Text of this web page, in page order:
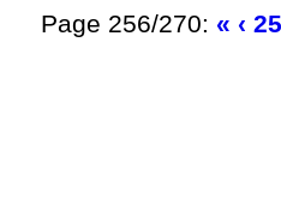
Page 256/270: « ‹